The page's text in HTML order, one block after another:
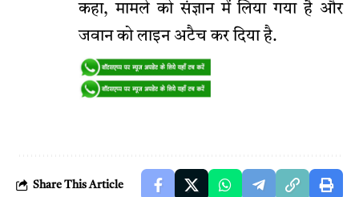
कहा, मामले को संज्ञान में लिया गया है और
जवान को लाइन अटैच कर दिया है.
Share This Article